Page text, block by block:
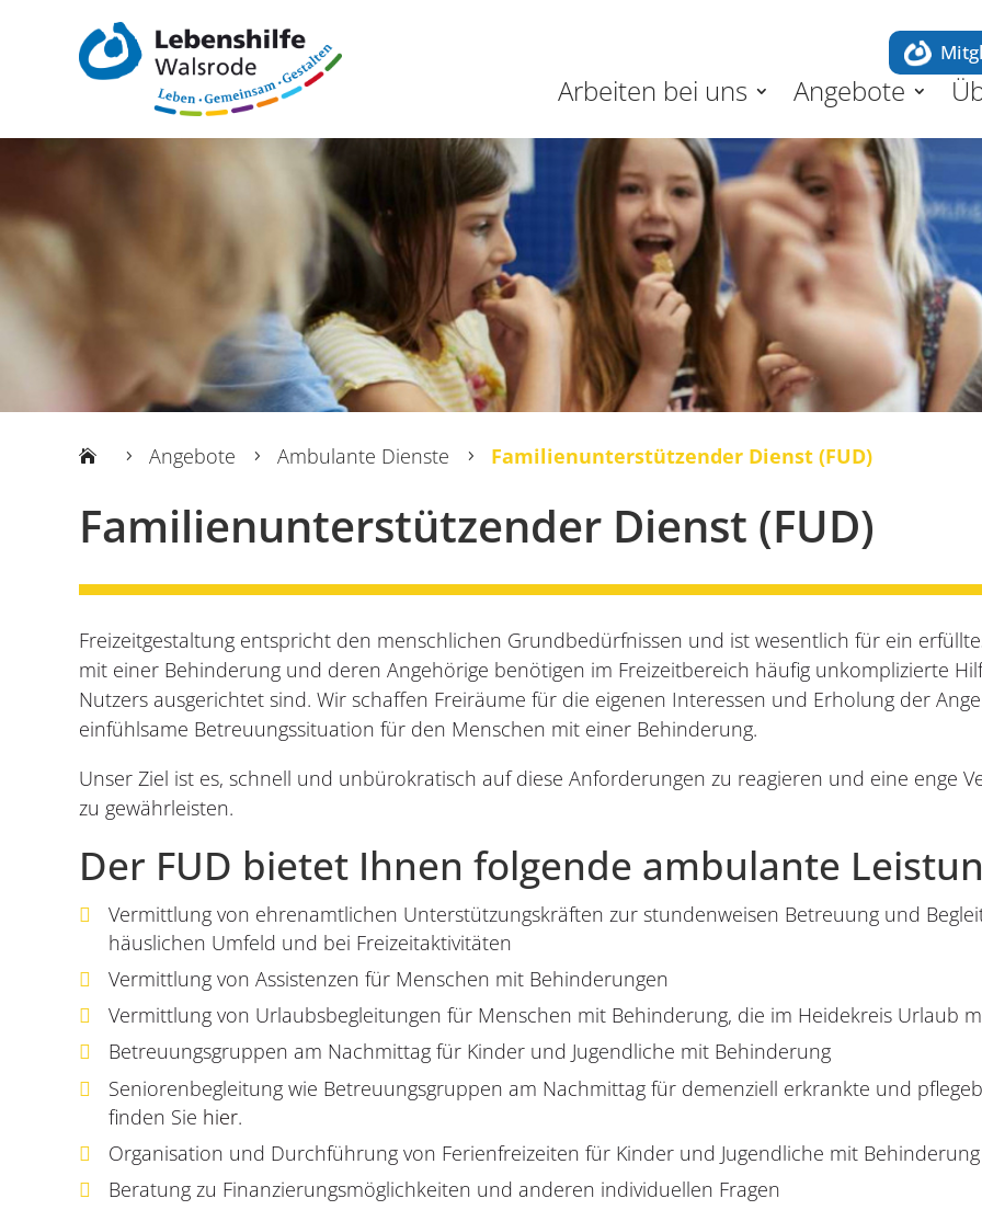
Arbeiten bei uns Angebote
5 Angebote 5 Ambulante Dienste 5 Familienunterstützender Dienst (FUD)
Familienunterstützender Dienst (FUD)
Freizeitgestaltung entspricht den menschlichen Grundbedürfnissen und ist wesentlich für ein
mit einer Behinderung und deren Angehörige benötigen im Freizeitbereich häufig unkomplizierte
Nutzers ausgerichtet sind. Wir schaffen Freiräume für die eigenen Interessen und Erholung der
einfühlsame Betreuungssituation für den Menschen mit einer Behinderung.
Unser Ziel ist es, schnell und unbürokratisch auf diese Anforderungen zu reagieren und eine enge
zu gewährleisten.
Der FUD bietet Ihnen folgende ambulante
Vermittlung von ehrenamtlichen Unterstützungskräften zur stundenweisen Betreuung und
häuslichen Umfeld und bei Freizeitaktivitäten
Vermittlung von Assistenzen für Menschen mit Behinderungen
Vermittlung von Urlaubsbegleitungen für Menschen mit Behinderung, die im Heidekreis Urlaub
Betreuungsgruppen am Nachmittag für Kinder und Jugendliche mit Behinderung
Seniorenbegleitung wie Betreuungsgruppen am Nachmittag für demenziell erkrankte und
finden Sie hier.
Organisation und Durchführung von Ferienfreizeiten für Kinder und Jugendliche mit
Beratung zu Finanzierungsmöglichkeiten und anderen individuellen Fragen